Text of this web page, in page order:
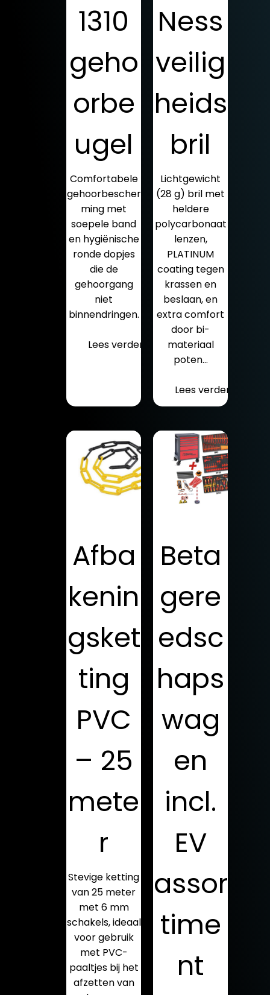
1310
geho
orbe
ugel
Comfortabele
gehoorbescher
ming met
soepele band
en hygiënische
ronde dopjes
die de
gehoorgang
niet
binnendringen.
Lees verder
Ness
veilig
heids
bril
Lichtgewicht
(28 g) bril met
heldere
polycarbonaat
lenzen,
PLATINUM
coating tegen
krassen en
beslaan, en
extra comfort
door bi-
materiaal
poten…
Lees verder
Afba
kenin
gsket
ting
PVC
– 25
mete
r
Stevige ketting
van 25 meter
met 6 mm
schakels, ideaal
voor gebruik
met PVC-
paaltjes bij het
afzetten van
Beta
gere
edsc
haps
wag
en
incl.
EV
assor
time
nt